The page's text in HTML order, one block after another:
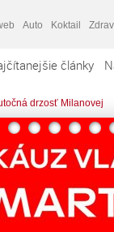
Auto Koktail
články
drzosť Milanovej